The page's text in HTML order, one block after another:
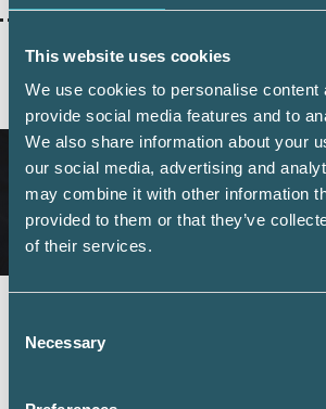
This website uses cookies
We use cookies to personalise content
provide social media features and to
We also share information about your
our social media, advertising and
may combine it with other information
provided to them or that they’ve
of their services.
Selection
Necessary
AKTUELLA ARTIKLAR
redovisningskonsulterna